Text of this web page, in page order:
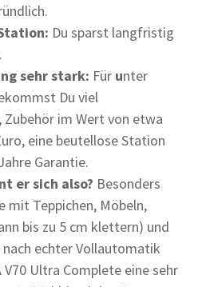
Du sparst langfristig
sehr stark: Für unter
Du viel
im Wert von etwa
eine beutellose Station
Garantie.
er sich also? Besonders
mit Teppichen, Möbeln,
bis zu 5 cm klettern) und
nach echter Vollautomatik
V70 Ultra Complete eine sehr